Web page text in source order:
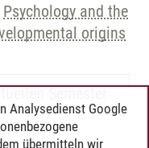
Psychology and the
origins
Semester
Analysedienst Google
übermitteln wir